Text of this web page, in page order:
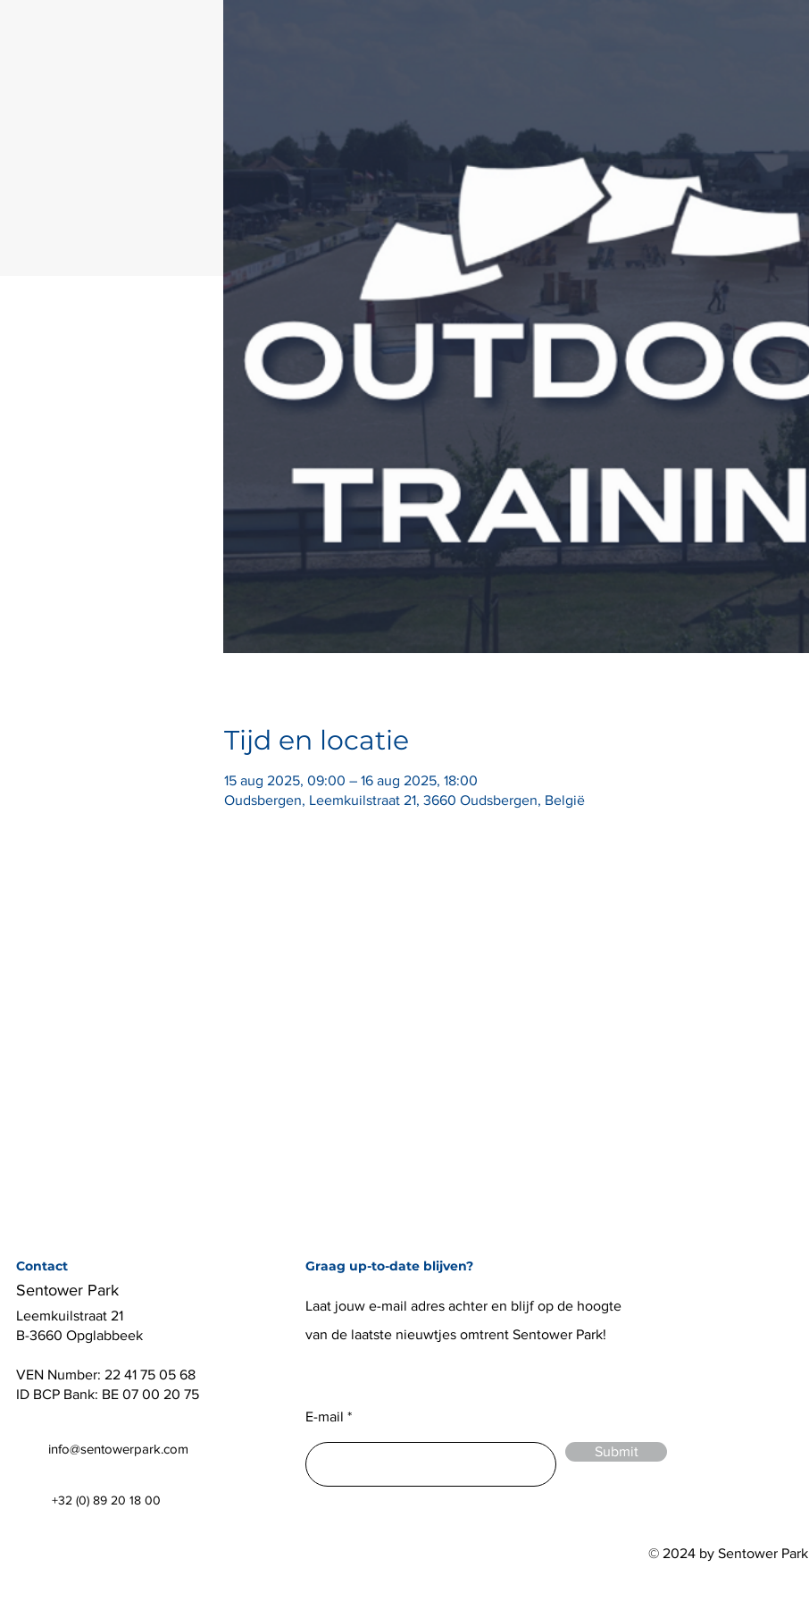
Tijd en locatie
15 aug 2025, 09:00 – 16 aug 2025, 18:00
Oudsbergen, Leemkuilstraat 21, 3660 Oudsbergen, België
Contact
Sentower Park
Leemkuilstraat 21
B-3660 Opglabbeek
VEN Number: 22 41 75 05 68
ID BCP Bank: BE 07 00 20 75
info@sentowerpark.com
+32 (0) 89 20 18 00
Graag up-to-date blijven?
Laat jouw e-mail adres achter en blijf op de hoogte
van de laatste nieuwtjes omtrent Sentower Park!
E-mail
Submit
© 2024 by Sentower Park